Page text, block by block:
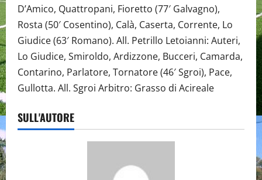
D’Amico, Quattropani, Fioretto (77′ Galvagno),
Rosta (50′ Cosentino), Calà, Caserta, Corrente, Lo
Giudice (63′ Romano). All. Petrillo Letoianni: Auteri,
Lo Giudice, Smiroldo, Ardizzone, Bucceri, Camarda,
Contarino, Parlatore, Tornatore (46′ Sgroi), Pace,
Gullotta. All. Sgroi Arbitro: Grasso di Acireale
SULL'AUTORE